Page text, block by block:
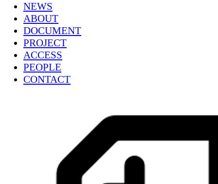
NEWS
ABOUT
DOCUMENT
PROJECT
ACCESS
PEOPLE
CONTACT